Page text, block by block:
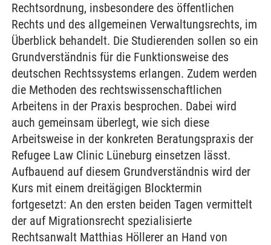
Rechtsordnung, insbesondere des öffentlichen
Rechts und des allgemeinen Verwaltungsrechts, im
Überblick behandelt. Die Studierenden sollen so ein
Grundverständnis für die Funktionsweise des
deutschen Rechtssystems erlangen. Zudem werden
die Methoden des rechtswissenschaftlichen
Arbeitens in der Praxis besprochen. Dabei wird
auch gemeinsam überlegt, wie sich diese
Arbeitsweise in der konkreten Beratungspraxis der
Refugee Law Clinic Lüneburg einsetzen lässt.
Aufbauend auf diesem Grundverständnis wird der
Kurs mit einem dreitägigen Blocktermin
fortgesetzt: An den ersten beiden Tagen vermittelt
der auf Migrationsrecht spezialisierte
Rechtsanwalt Matthias Höllerer an Hand von